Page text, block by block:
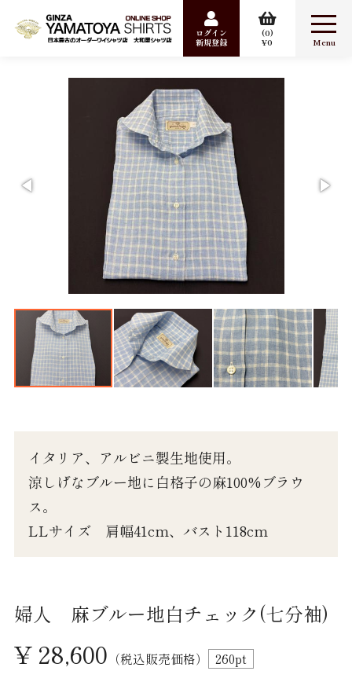
ログイン
新規登録
0
0
カジュアルシャツ
ポケットチーフ
Sale
ワイシャツ半袖
カジュアルシャツ 長袖
カジュアルシャツ 半袖
カジュアルシャツ 七分袖
婦人シャツLL
パジャマ 紳士 M
イタリア、アルビニ製生地使用。
涼しげなブルー地に白格子の麻100%ブラウ
ス。
LLサイズ 肩幅41cm、バスト118cm
婦人 麻ブルー地白チェック(七分袖)
¥ 28,600 （税込販売価格） 260pt